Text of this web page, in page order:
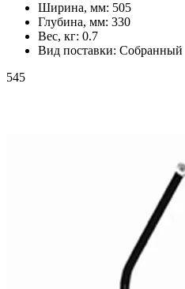
Ширина, мм: 505
Глубина, мм: 330
Вес, кг: 0.7
Вид поставки: Собранный
545